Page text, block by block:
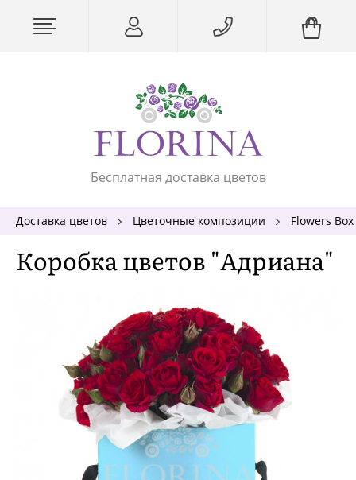
Бесплатная доставка цветов
Доставка цветов Цветочные композиции Flowers Box
Коробка цветов "Адриана"